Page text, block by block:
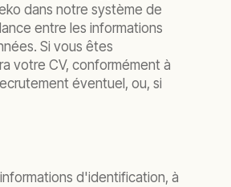
dans notre système de
entre les informations
Si vous êtes
votre CV, conformément à
éventuel, ou, si
d'identification, à